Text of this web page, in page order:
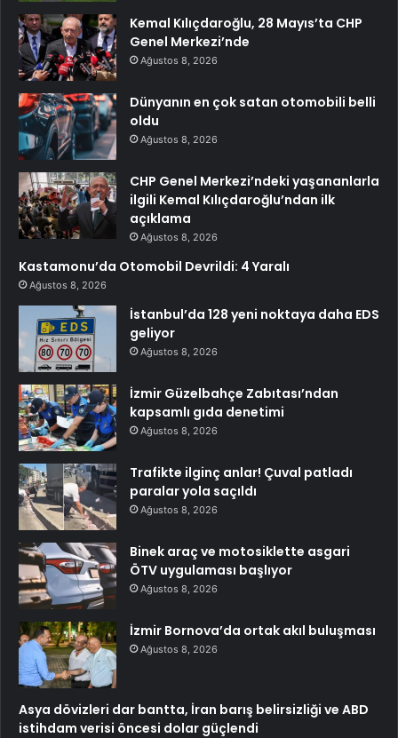
Kemal Kılıçdaroğlu, 28 Mayıs’ta CHP
Genel Merkezi’nde
Ağustos 8, 2026
Dünyanın en çok satan otomobili belli
oldu
Ağustos 8, 2026
CHP Genel Merkezi’ndeki yaşananlarla
ilgili Kemal Kılıçdaroğlu’ndan ilk
açıklama
Ağustos 8, 2026
Kastamonu’da Otomobil Devrildi: 4 Yaralı
Ağustos 8, 2026
İstanbul’da 128 yeni noktaya daha EDS
geliyor
Ağustos 8, 2026
İzmir Güzelbahçe Zabıtası’ndan
kapsamlı gıda denetimi
Ağustos 8, 2026
Trafikte ilginç anlar! Çuval patladı
paralar yola saçıldı
Ağustos 8, 2026
Binek araç ve motosiklette asgari
ÖTV uygulaması başlıyor
Ağustos 8, 2026
İzmir Bornova’da ortak akıl buluşması
Ağustos 8, 2026
Asya dövizleri dar bantta, İran barış belirsizliği ve ABD
istihdam verisi öncesi dolar güçlendi